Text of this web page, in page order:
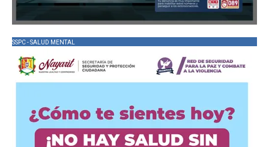
SSPC - SALUD MENTAL